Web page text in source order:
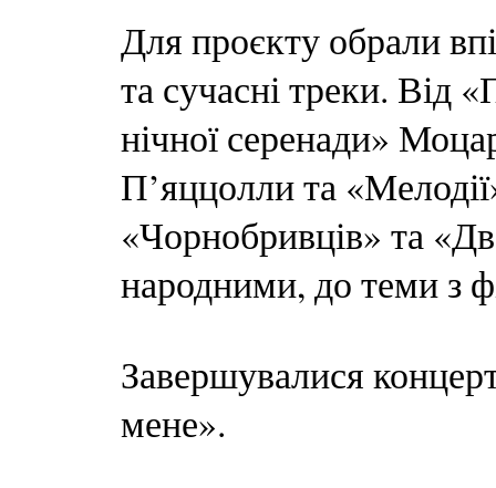
Для проєкту обрали
та сучасні треки. Від
нічної серенади»
П’яццолли та
«Чорнобривців» та
народними, до теми з
Завершувалися
мене».